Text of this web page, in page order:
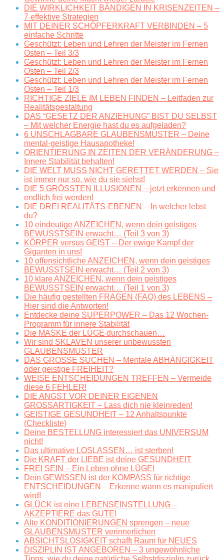
DIE WIRKLICHKEIT BÄNDIGEN IN KRISENZEITEN –
7 effektive Strategien
MIT DEINER SCHÖPFERKRAFT VERBINDEN – 5
einfache Schritte
Geschützt: Leben und Lehren der Meister im Fernen
Osten – Teil 3/3
Geschützt: Leben und Lehren der Meister im Fernen
Osten – Teil 2/3
Geschützt: Leben und Lehren der Meister im Fernen
Osten – Teil 1/3
RICHTIGE ZIELE IM LEBEN FINDEN – Leitfaden zur
Realitätsgestaltung
DAS “GESETZ DER ANZIEHUNG” BIST DU SELBST
– Mit welcher Energie hast du es aufgeladen?
6 UNSCHLAGBARE GLAUBENSMUSTER – Deine
mental-geistige Hausapotheke!
ORIENTIERUNG IN ZEITEN DER VERÄNDERUNG –
Innere Stabilität behalten!
DIE WELT MUSS NICHT GERETTET WERDEN – Sie
ist immer nur so, wie du sie siehst!
DIE 5 GRÖSSTEN ILLUSIONEN – jetzt erkennen und
endlich frei werden!
DIE DREI REALITÄTS-EBENEN – In welcher lebst
du?
10 eindeutige ANZEICHEN, wenn dein geistiges
BEWUSSTSEIN erwacht… (Teil 3 von 3)
KÖRPER versus GEIST – Der ewige Kampf der
Giganten in uns!
10 offensichtliche ANZEICHEN, wenn dein geistiges
BEWUSSTSEIN erwacht… (Teil 2 von 3)
10 klare ANZEICHEN, wenn dein geistiges
BEWUSSTSEIN erwacht… (Teil 1 von 3)
Die häufig gestellten FRAGEN (FAQ) des LEBENS –
Hier sind die Antworten!
Entdecke deine SUPERPOWER – Das 12 Wochen-
Programm für innere Stabilität
Die MASKE der LÜGE durchschauen…
Wir sind SKLAVEN unserer unbewussten
GLAUBENSMUSTER
DAS GROSSE SUCHEN – Mentale ABHÄNGIGKEIT
oder geistige FREIHEIT?
WEISE ENTSCHEIDUNGEN TREFFEN – Vermeide
diese 6 FEHLER!
DIE ANGST VOR DEINER EIGENEN
GROSSARTIGKEIT – Lass dich nie kleinreden!
GEISTIGE GESUNDHEIT – 12 Anhaltspunkte
(Checkliste)
Deine BESTELLUNG interessiert das UNIVERSUM
nicht!
Das ultimative LOSLASSEN… ist sterben!
Die KRAFT der LIEBE ist deine GESUNDHEIT
FREI SEIN – Ein Leben ohne LÜGE!
Dein GEWISSEN ist der KOMPASS für richtige
ENTSCHEIDUNGEN – Erkenne wann es manipuliert
wird!
GLÜCK ist eine LEBENSEINSTELLUNG –
AKZEPTIERE das GUTE!
Alte KONDITIONIERUNGEN sprengen – neue
GLAUBENSMUSTER verinnerlichen
ABSICHTSLOSIGKEIT schafft Raum für NEUES
DISZIPLIN IST ANGEBOREN – 3 ungewöhnliche